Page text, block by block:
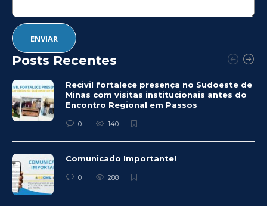
Posts Recentes
Recivil fortalece presença no Sudoeste de
Minas com visitas institucionais antes do
Encontro Regional em Passos
0 140
Comunicado Importante!
0 288